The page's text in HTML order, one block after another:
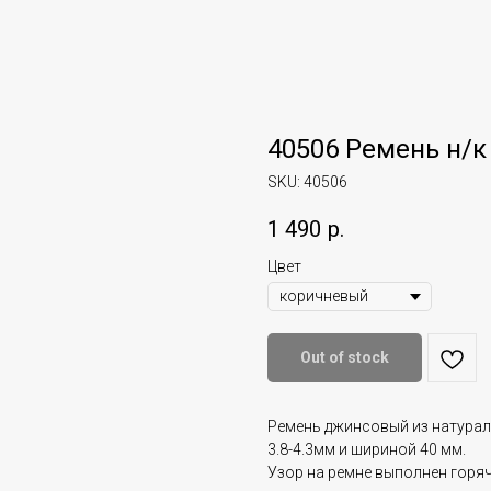
40506 Ремень н/
SKU: 40506
1 490 р.
Цвет
Out of stock
Ремень джинсовый из
3.8-4.3мм и шириной 40 мм.
Узор на ремне выполнен